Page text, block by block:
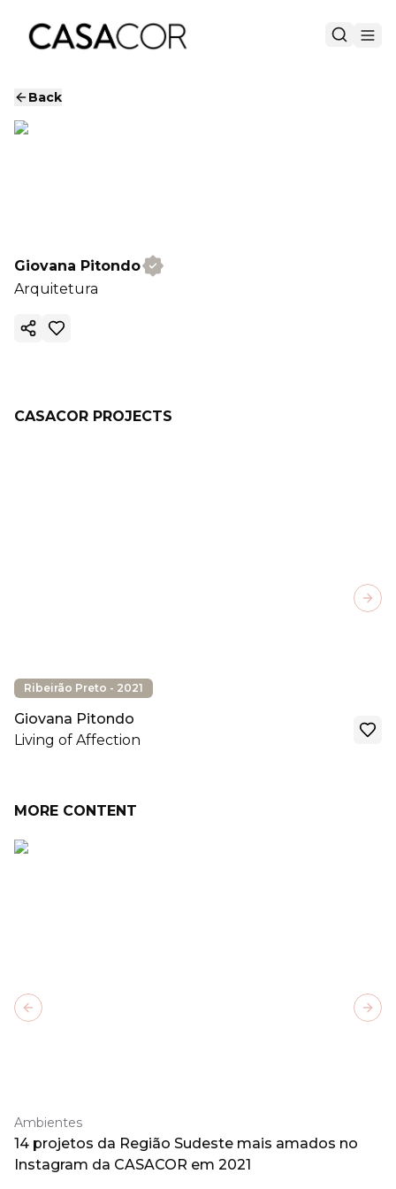
Back
Giovana Pitondo
Arquitetura
Copy ink
CASACOR PROJECTS
Ribeirão Preto - 2021
Giovana Pitondo
Living of Affection
MORE CONTENT
Ambientes
14 projetos da Região Sudeste mais amados no
Instagram da CASACOR em 2021
Previous slide